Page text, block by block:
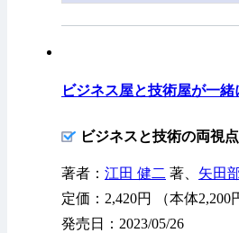
ビジネス屋と技術屋が一
ビジネスと技術の両視
著者： 江田 健二 著、 矢田
定価：2,420円 （本体2,200
発売日：2023/05/26